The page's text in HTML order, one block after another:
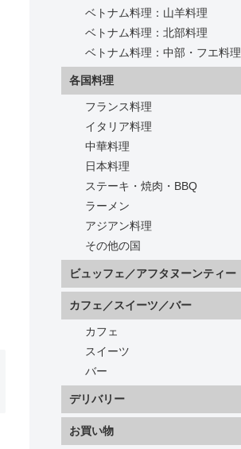
ベトナム料理：山羊料理
ベトナム料理：北部料理
ベトナム料理：中部・フエ料理
各国料理
フランス料理
イタリア料理
中華料理
日本料理
ステーキ・焼肉・BBQ
ラーメン
アジアン料理
その他の国
ビュッフェ／アフタヌーンティー
カフェ／スイーツ／バー
カフェ
スイーツ
バー
デリバリー
お買い物